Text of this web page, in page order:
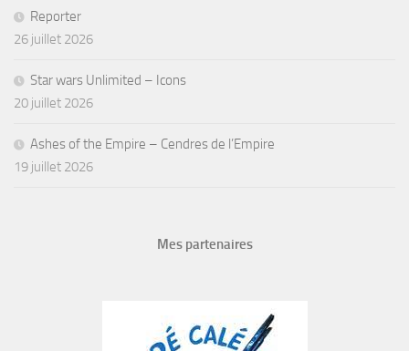
Reporter
26 juillet 2026
Star wars Unlimited – Icons
20 juillet 2026
Ashes of the Empire – Cendres de l’Empire
19 juillet 2026
Mes partenaires